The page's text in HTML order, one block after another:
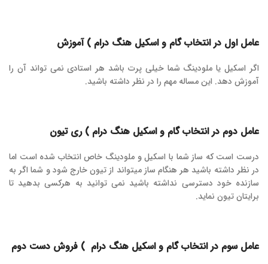
عامل اول در انتخاب گام و اسکیل هنگ درام ) آموزش
اگر اسکیل یا ملودینگ شما خیلی پرت باشد هر استادی نمی تواند آن را
آموزش دهد. این مساله مهم را در نظر داشته باشید.
عامل دوم در انتخاب گام و اسکیل هنگ درام ) ری تیون
درست است که ساز شما با اسکیل و ملودینگ خاص انتخاب شده است اما
در نظر داشته باشید هر هنگام ساز میتواند از تیون خارج شود و شما اگر به
سازنده خود دسترسی نداشته باشید نمی توانید به هرکسی بدهید تا
برایتان تیون نماید.
عامل سوم در انتخاب گام و اسکیل هنگ درام ) فروش دست دوم